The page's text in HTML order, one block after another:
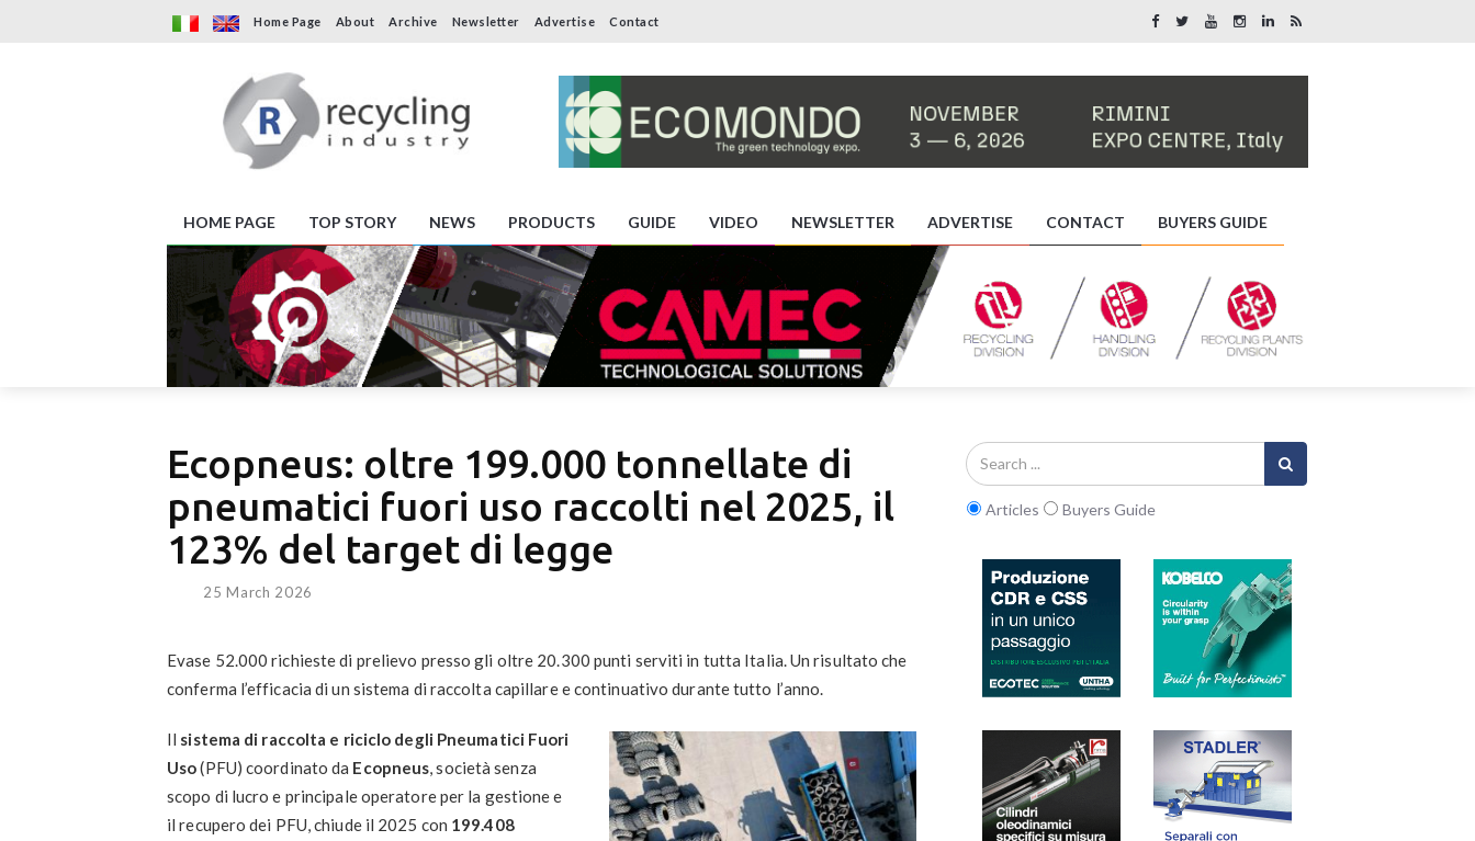
Home Page About Archive Newsletter Advertise Contact
HOME PAGE TOP STORY NEWS PRODUCTS GUIDE VIDEO NEWSLETTER ADVERTISE CONTACT BUYERS GUIDE
Ecopneus: oltre 199.000 tonnellate di
pneumatici fuori uso raccolti nel 2025, il
123% del target di legge
25 March 2026
Evase 52.000 richieste di prelievo presso gli oltre 20.300 punti serviti in tutta Italia. Un risultato che
conferma l’efficacia di un sistema di raccolta capillare e continuativo durante tutto l’anno.
Il sistema di raccolta e riciclo degli Pneumatici Fuori
Uso(PFU) coordinato da Ecopneus, società senza
scopo di lucro e principale operatore per la gestione e
il recupero dei PFU, chiude il 2025 con 199.408
Articles Buyers Guide